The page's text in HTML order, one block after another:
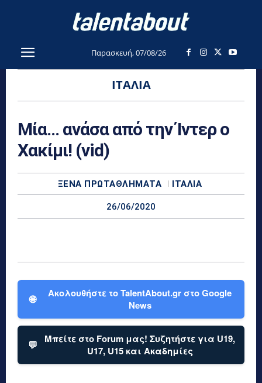
Παρασκευή, 07/08/26
ΙΤΑΛΊΑ
Μία… ανάσα από την Ίντερ ο
Χακίμι! (vid)
ΞΈΝΑ ΠΡΩΤΑΘΛΉΜΑΤΑ ΙΤΑΛΊΑ
26/06/2020
🌐
Ακολουθήστε το TalentAbout.gr στο Google
News
💬
Μπείτε στο Forum μας! Συζητήστε για U19,
U17, U15 και Ακαδημίες